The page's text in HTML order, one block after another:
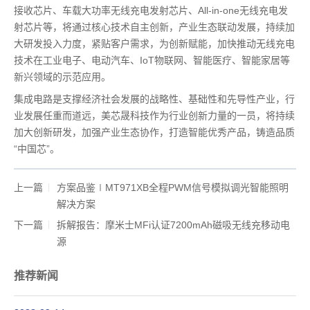
接收芯片、车载大功率无线充电发射芯片、All-in-one无线充电发
射芯片等，将通过核心技术自主创新，产业生态联动发展，持续加
大研发投入力度，紧贴客户需求，为创新赋能，加快推动无线充电
技术在工业电子、电动汽车、IoT物联网、智能医疗、智能家居等
新兴领域的示范应用。
集成电路是支撑经济社会发展的战略性、基础性和先导性产业，行
业发展任重而道远，美芯晟科技作为行业创新力量的一员，将持续
加大创新研发，加强产业生态协作，打造智能优秀产品，铸造品质
“中国芯”。
上一篇
方案品鉴∣MT971XB全程PWM信号模拟调光智能照明
解决方案
下一篇
拆解报告：摩米士MFi认证7200mAh磁吸无线充移动电
源
推荐新闻